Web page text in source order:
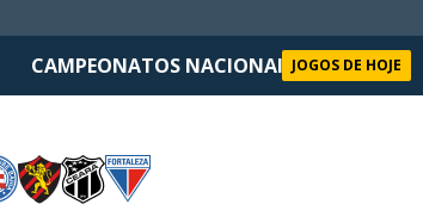
CAMPEONATOS NACIONAIS SELEÇÃO
JOGOS DE HOJE